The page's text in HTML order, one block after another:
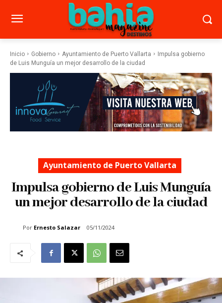
Inicio Gobierno Ayuntamiento de Puerto Vallarta
Impulsa gobierno
de Luis Munguía un mejor desarrollo de la ciudad
Ayuntamiento de Puerto Vallarta
Impulsa gobierno de Luis Munguía
un mejor desarrollo de la ciudad
Por Ernesto Salazar 05/11/2024